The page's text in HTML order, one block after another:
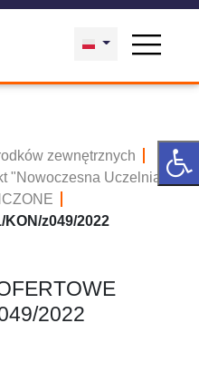
zewnętrznych
"Nowoczesna Uczelnia"
KON/z049/2022
2022